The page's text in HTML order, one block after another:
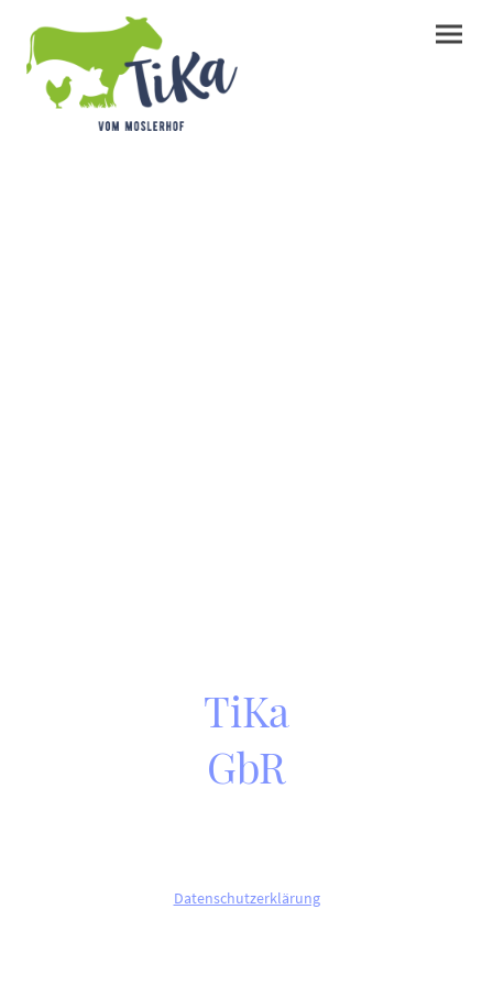
TiKa
GbR
Datenschutzerklärung